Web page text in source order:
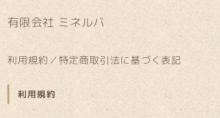
有限会社 ミネルバ
利用規約／特定商取引法に基づく表記
利用規約